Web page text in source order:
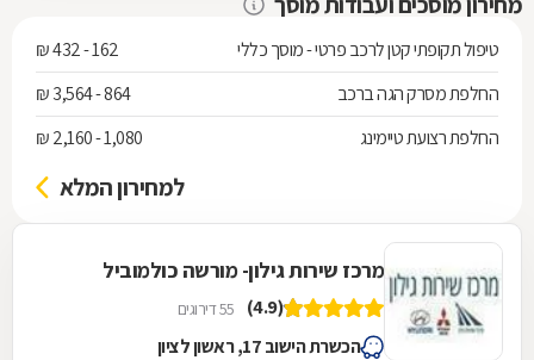
טיפול תקופתי קטן לרכב פרטי - מוסך כללי
162 - 432 ₪
החלפת מסרק הגה ברכב
864 - 3,564 ₪
החלפת רצועת טיימינג
1,080 - 2,160 ₪
למחירון המלא
מרכז שירות גילון- מורשה כולמוביל
(4.9) 55 דירוגים
הכשרת הישוב 17, ראשון לציון